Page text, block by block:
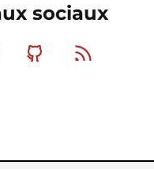
sociaux
MastodonGithub